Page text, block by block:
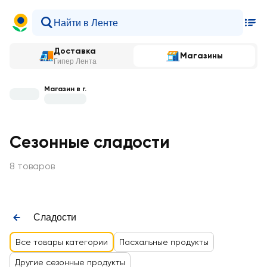
Доставка
Гипер Лента
Магазины
Магазин в г.
Сезонные сладости
8 товаров
Сладости
Все товары категории Пасхальные продукты
Другие сезонные продукты